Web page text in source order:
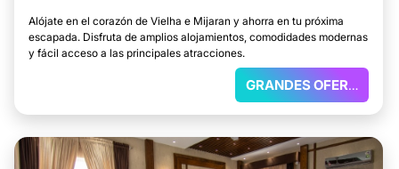
Alójate en el corazón de Vielha e Mijaran y ahorra en tu próxima
escapada. Disfruta de amplios alojamientos, comodidades modernas
y fácil acceso a las principales atracciones.
GRANDES OFERTAS